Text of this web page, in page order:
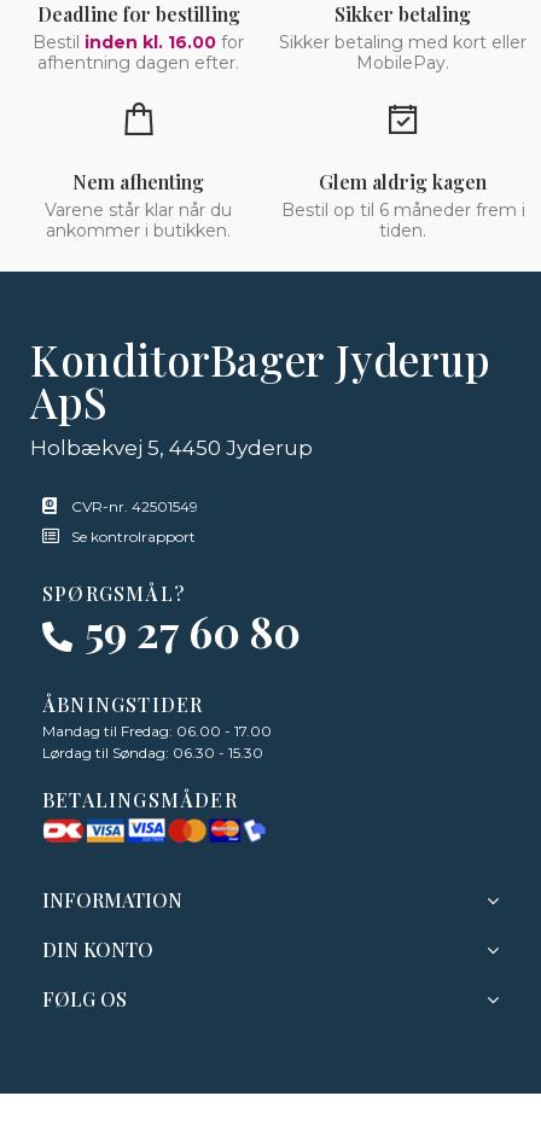
Deadline for bestilling
Bestil inden kl. 16.00 for
afhentning dagen efter.
Sikker betaling
Sikker betaling med kort eller
MobilePay.
Nem afhenting
Varene står klar når du
ankommer i butikken.
Glem aldrig kagen
Bestil op til 6 måneder frem i
tiden.
KonditorBager Jyderup
ApS
Holbækvej 5, 4450 Jyderup
CVR-nr. 42501549
Se kontrolrapport
SPØRGSMÅL?
59 27 60 80
ÅBNINGSTIDER
Mandag til Fredag: 06.00 - 17.00
Lørdag til Søndag: 06.30 - 15.30
BETALINGSMÅDER
INFORMATION
DIN KONTO
FØLG OS